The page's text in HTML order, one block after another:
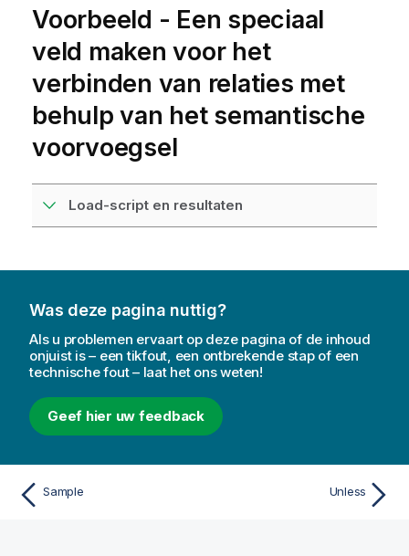
Voorbeeld - Een speciaal
veld maken voor het
verbinden van relaties met
behulp van het semantische
voorvoegsel
Load-script en resultaten
Was deze pagina nuttig?
Als u problemen ervaart op deze pagina of de inhoud
onjuist is – een tikfout, een ontbrekende stap of een
technische fout – laat het ons weten!
Geef hier uw feedback
Sample Unless